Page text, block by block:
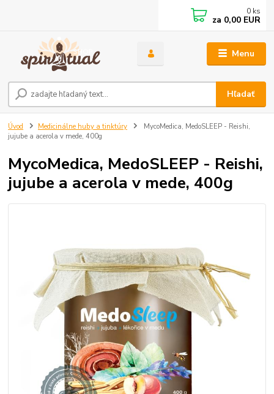
Menu
Hľadať
0 ks
za 0,00 EUR
Úvod Medicinálne huby a tinktúry
MycoMedica, MedoSLEEP - Reishi,
jujube a acerola v mede, 400g
MycoMedica, MedoSLEEP - Reishi,
jujube a acerola v mede, 400g